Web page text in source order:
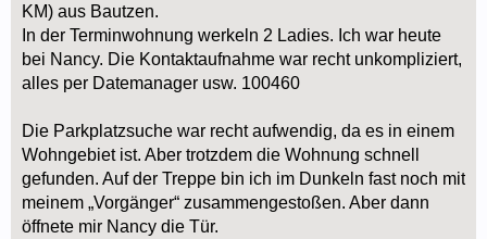
KM) aus Bautzen.
In der Terminwohnung werkeln 2 Ladies. Ich war heute
bei Nancy. Die Kontaktaufnahme war recht unkompliziert,
alles per Datemanager usw. 100460
Die Parkplatzsuche war recht aufwendig, da es in einem
Wohngebiet ist. Aber trotzdem die Wohnung schnell
gefunden. Auf der Treppe bin ich im Dunkeln fast noch mit
meinem „Vorgänger“ zusammengestoßen. Aber dann
öffnete mir Nancy die Tür.